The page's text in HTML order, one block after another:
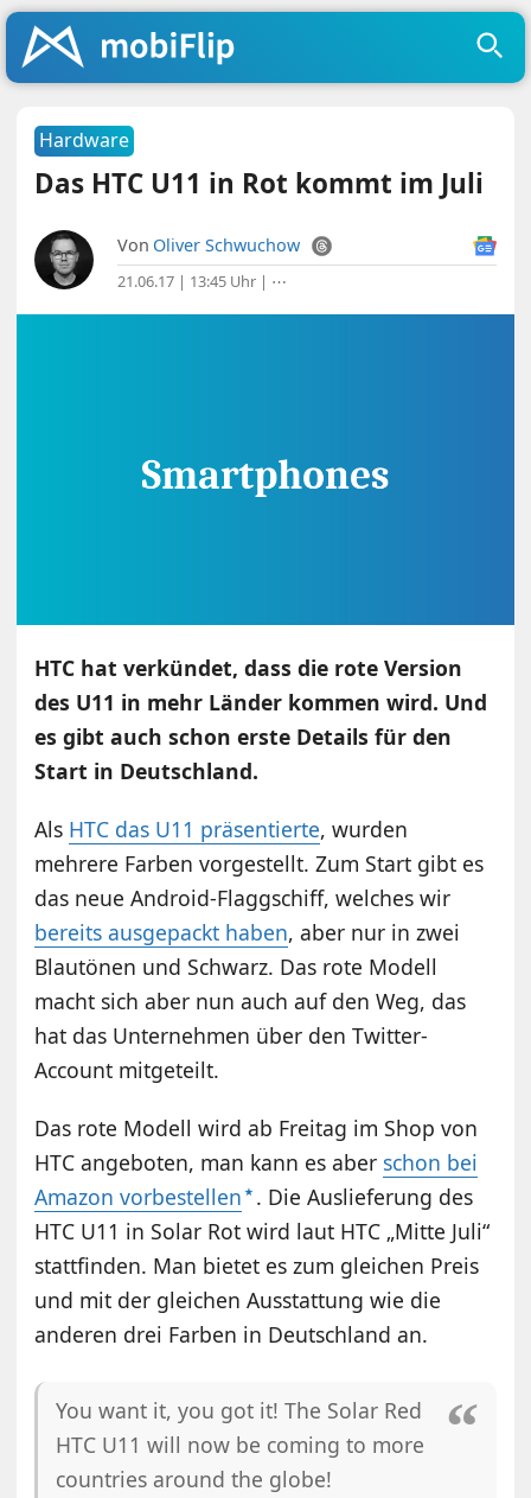
Hardware
Das HTC U11 in Rot kommt im Juli
Von Oliver Schwuchow
21.06.17 | 13:45 Uhr | ⋯
HTC hat verkündet, dass die rote Version
des U11 in mehr Länder kommen wird. Und
es gibt auch schon erste Details für den
Start in Deutschland.
Als HTC das U11 präsentierte, wurden
mehrere Farben vorgestellt. Zum Start gibt es
das neue Android-Flaggschiff, welches wir
bereits ausgepackt haben, aber nur in zwei
Blautönen und Schwarz. Das rote Modell
macht sich aber nun auch auf den Weg, das
hat das Unternehmen über den Twitter-
Account mitgeteilt.
Das rote Modell wird ab Freitag im Shop von
HTC angeboten, man kann es aber schon bei
Amazon vorbestellen . Die Auslieferung des
HTC U11 in Solar Rot wird laut HTC „Mitte Juli“
stattfinden. Man bietet es zum gleichen Preis
und mit der gleichen Ausstattung wie die
anderen drei Farben in Deutschland an.
You want it, you got it! The Solar Red
HTC U11 will now be coming to more
countries around the globe!